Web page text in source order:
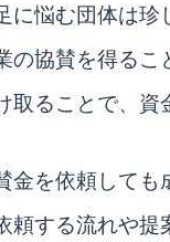
悩む団体は珍
協賛を得るこ
ることで、資
を依頼しても
する流れや提